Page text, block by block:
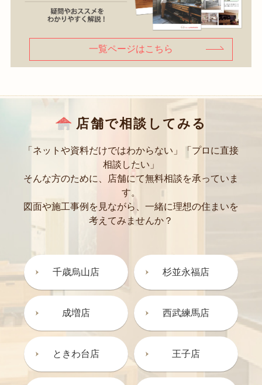
一覧ページはこちら
店舗で相談してみる
「ネットや資料だけではわからない」「プロに直接
相談したい」
そんな方のために、店舗にて無料相談を承っていま
す。
図面や施工事例を見ながら、一緒に理想の住まいを
考えてみませんか？
千歳烏山店 杉並永福店
成増店 西武練馬店
ときわ台店 王子店